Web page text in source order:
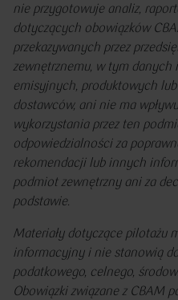
nie przygotowuje analiz,
dotyczących obowiązków
przekazywanych przez
zewnętrznemu, w tym
emisyjnych, produktowych
dostawców, ani nie ma
wykorzystania przez ten
odpowiedzialności za
rekomendacji lub innych
podmiot zewnętrzny ani za
podstawie.
Materiały dotyczące pilotażu
informacyjny i nie stanowią
podatkowego, celnego,
Obowiązki związane z CBAM